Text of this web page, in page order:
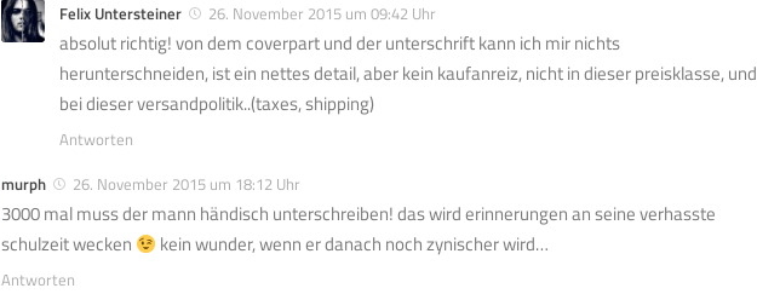
Felix Untersteiner
26. November 2015 um 09:42 Uhr
absolut richtig! von dem coverpart und der unterschrift kann ich mir nichts
herunterschneiden, ist ein nettes detail, aber kein kaufanreiz, nicht in dieser preisklasse, und
bei dieser versandpolitik..(taxes, shipping)
Antworten
murph
26. November 2015 um 18:12 Uhr
3000 mal muss der mann händisch unterschreiben! das wird erinnerungen an seine verhasste
schulzeit wecken
kein wunder, wenn er danach noch zynischer wird…
Antworten